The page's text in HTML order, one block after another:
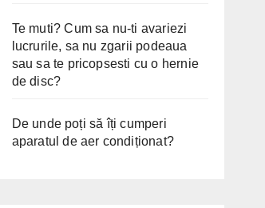
Te muti? Cum sa nu-ti avariezi
lucrurile, sa nu zgarii podeaua
sau sa te pricopsesti cu o hernie
de disc?
De unde poți să îți cumperi
aparatul de aer condiționat?